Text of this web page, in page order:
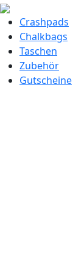
Crashpads
Chalkbags
Taschen
Zubehör
Gutscheine